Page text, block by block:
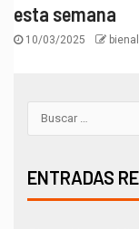
esta semana
10/03/2025
ENTRADAS